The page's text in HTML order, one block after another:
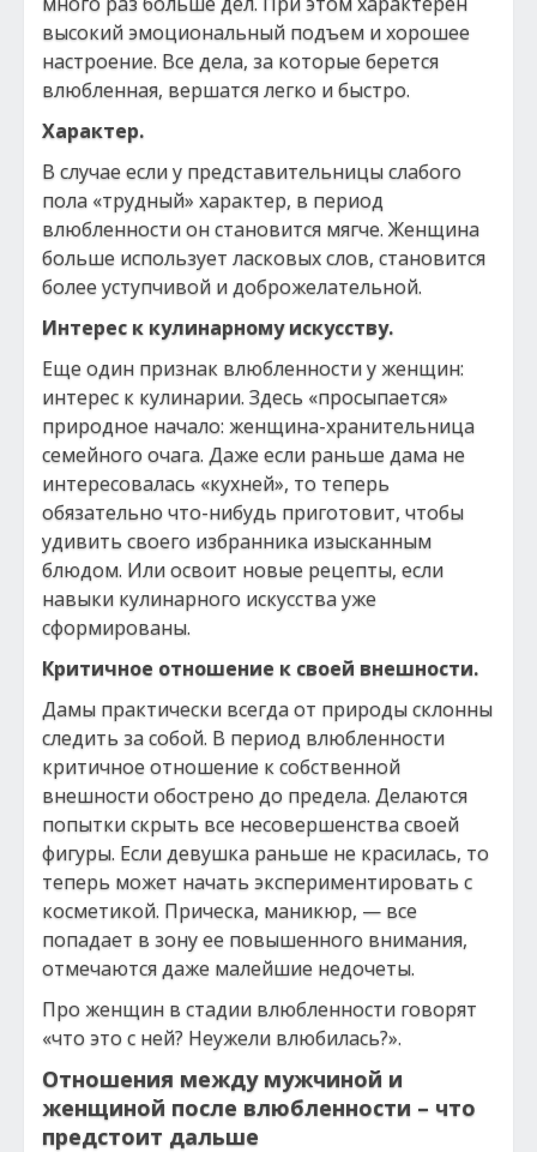
высокий эмоциональный подъем и хорошее
настроение. Все дела, за которые берется
влюбленная, вершатся легко и быстро.
Характер.
В случае если у представительницы слабого
пола «трудный» характер, в период
влюбленности он становится мягче. Женщина
больше использует ласковых слов, становится
более уступчивой и доброжелательной.
Интерес к кулинарному искусству.
Еще один признак влюбленности у женщин:
интерес к кулинарии. Здесь «просыпается»
природное начало: женщина-хранительница
семейного очага. Даже если раньше дама не
интересовалась «кухней», то теперь
обязательно что-нибудь приготовит, чтобы
удивить своего избранника изысканным
блюдом. Или освоит новые рецепты, если
навыки кулинарного искусства уже
сформированы.
Критичное отношение к своей внешности.
Дамы практически всегда от природы склонны
следить за собой. В период влюбленности
критичное отношение к собственной
внешности обострено до предела. Делаются
попытки скрыть все несовершенства своей
фигуры. Если девушка раньше не красилась, то
теперь может начать экспериментировать с
косметикой. Прическа, маникюр, — все
попадает в зону ее повышенного внимания,
отмечаются даже малейшие недочеты.
Про женщин в стадии влюбленности говорят
«что это с ней? Неужели влюбилась?».
Отношения между мужчиной и
женщиной после влюбленности – что
предстоит дальше